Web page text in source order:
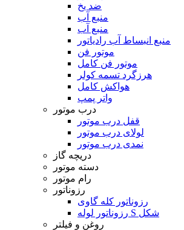
ضد یخ
منبع آب
منبع آب
منبع انبساط آب رادیاتور
موتور فن
موتور فن کامل
هرزگرد تسمه کولر
هواکش کامل
واتر پمپ
درب موتور
قفل درب موتور
لولای درب موتور
نمدی درب موتور
دریچه گاز
دسته موتور
رام موتور
رزوناتور
رزوناتور کله گاوی
رزوناتور لوله S شکل
روغن و فیلتر